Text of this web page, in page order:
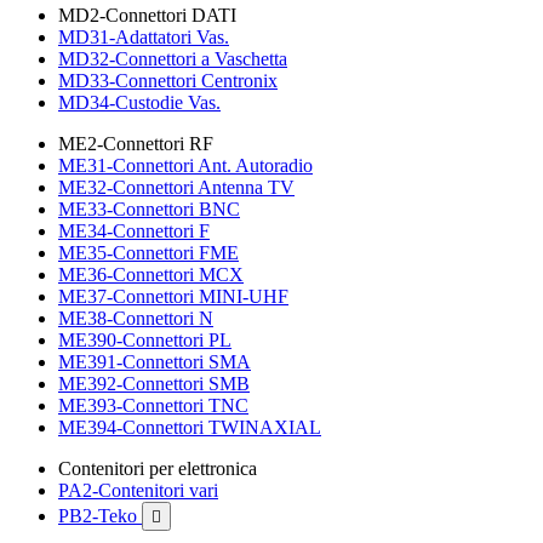
MD2-Connettori DATI
MD31-Adattatori Vas.
MD32-Connettori a Vaschetta
MD33-Connettori Centronix
MD34-Custodie Vas.
ME2-Connettori RF
ME31-Connettori Ant. Autoradio
ME32-Connettori Antenna TV
ME33-Connettori BNC
ME34-Connettori F
ME35-Connettori FME
ME36-Connettori MCX
ME37-Connettori MINI-UHF
ME38-Connettori N
ME390-Connettori PL
ME391-Connettori SMA
ME392-Connettori SMB
ME393-Connettori TNC
ME394-Connettori TWINAXIAL
Contenitori per elettronica
PA2-Contenitori vari
PB2-Teko
